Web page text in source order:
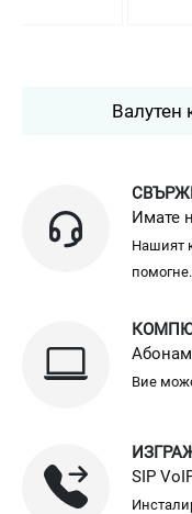
Валутен
Имате
Нашият
помогне.
Вие
SIP